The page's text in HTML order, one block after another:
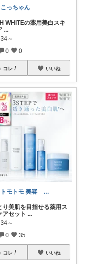
こっちゃん
WHITEの薬用美白スキ
...
～
0 0
コレ いいね
トモトモ 美容 食品 子育てルーム
り美肌を目指せる薬用ス
アセット ...
～
0 35
コレ いいね